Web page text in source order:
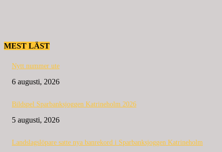
MEST LÄST
Nytt nummer ute
6 augusti, 2026
Bildspel Sparbanksjoggen Katrineholm 2026
5 augusti, 2026
Landslagslöpare satte nya banrekord i Sparbanksjoggen Katrineholm